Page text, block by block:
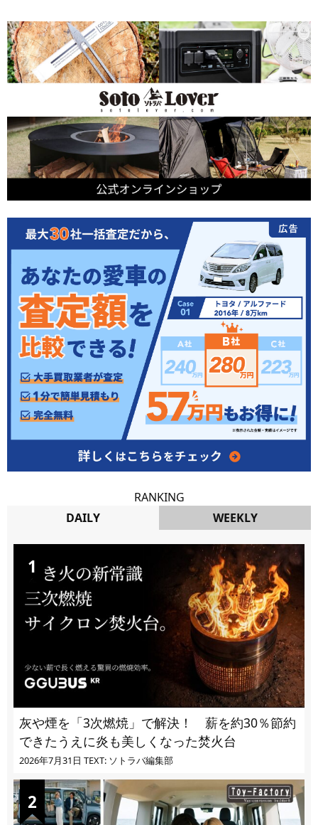
RANKING
DAILY
WEEKLY
灰や煙を「3次燃焼」で解決！ 薪を約30％節約
できたうえに炎も美しくなった焚火台
2026年7月31日 TEXT: ソトラバ編集部